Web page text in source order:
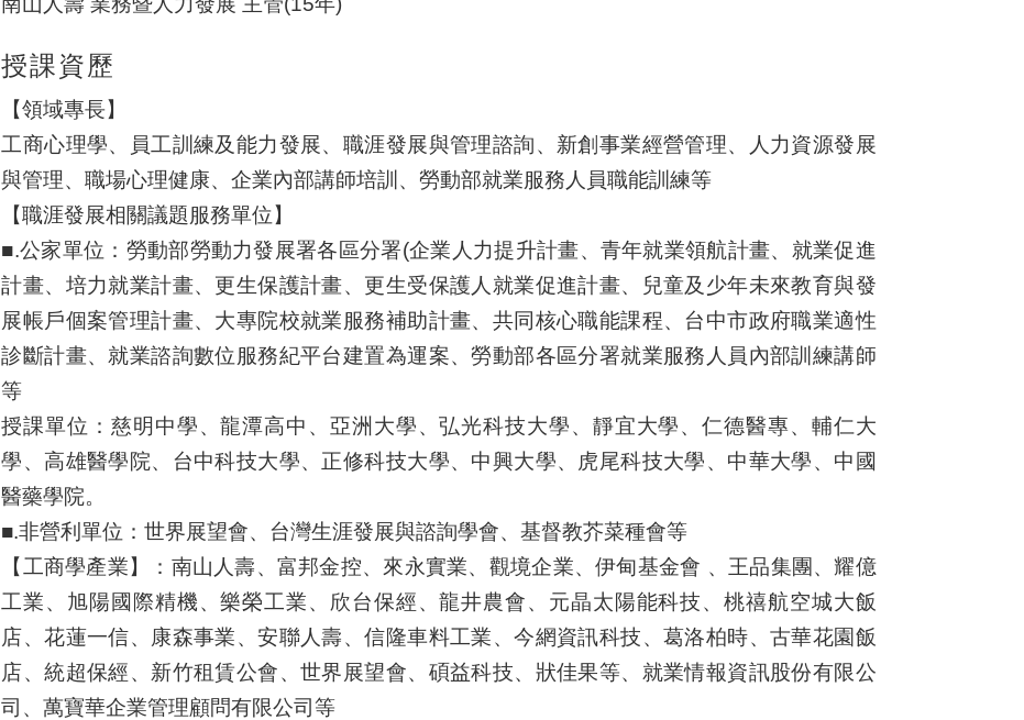
授課資歷
【領域專長】
工商心理學、員工訓練及能力發展、職涯發展與管理諮詢、新創事業經營管理、人力資源發展
與管理、職場心理健康、企業內部講師培訓、勞動部就業服務人員職能訓練等
【職涯發展相關議題服務單位】
■.公家單位：勞動部勞動力發展署各區分署(企業人力提升計畫、青年就業領航計畫、就業促進
計畫、培力就業計畫、更生保護計畫、更生受保護人就業促進計畫、兒童及少年未來教育與發
展帳戶個案管理計畫、大專院校就業服務補助計畫、共同核心職能課程、台中市政府職業適性
診斷計畫、就業諮詢數位服務紀平台建置為運案、勞動部各區分署就業服務人員內部訓練講師
等
授課單位：慈明中學、龍潭高中、亞洲大學、弘光科技大學、靜宜大學、仁德醫專、輔仁大
學、高雄醫學院、台中科技大學、正修科技大學、中興大學、虎尾科技大學、中華大學、中國
醫藥學院。
■.非營利單位：世界展望會、台灣生涯發展與諮詢學會、基督教芥菜種會等
【工商學產業】：南山人壽、富邦金控、來永實業、觀境企業、伊甸基金會 、王品集團、耀億
工業、旭陽國際精機、樂榮工業、欣台保經、龍井農會、元晶太陽能科技、桃禧航空城大飯
店、花蓮一信、康森事業、安聯人壽、信隆車料工業、今網資訊科技、葛洛柏時、古華花園飯
店、統超保經、新竹租賃公會、世界展望會、碩益科技、狀佳果等、就業情報資訊股份有限公
司、萬寶華企業管理顧問有限公司等